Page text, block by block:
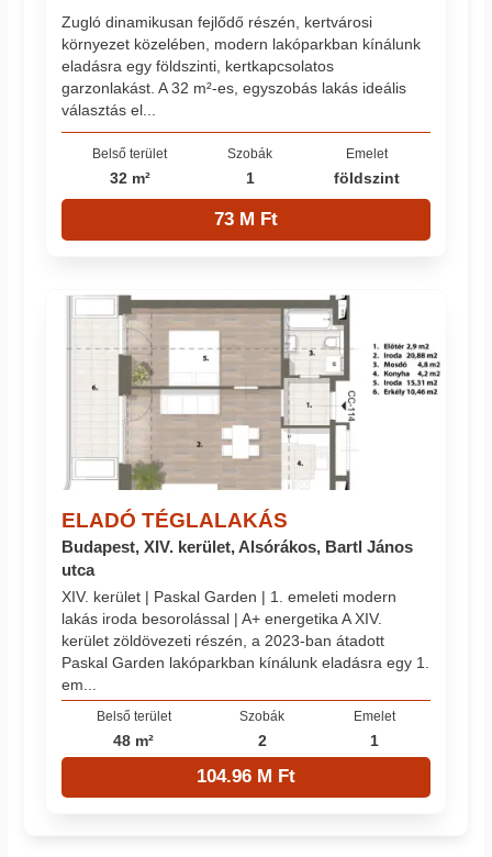
Zugló dinamikusan fejlődő részén, kertvárosi
környezet közelében, modern lakóparkban kínálunk
eladásra egy földszinti, kertkapcsolatos
garzonlakást. A 32 m²-es, egyszobás lakás ideális
választás el...
Belső terület
32 m²
Szobák
1
Emelet
földszint
73 M Ft
ELADÓ TÉGLALAKÁS
Budapest, XIV. kerület, Alsórákos, Bartl János
utca
XIV. kerület | Paskal Garden | 1. emeleti modern
lakás iroda besorolással | A+ energetika A XIV.
kerület zöldövezeti részén, a 2023-ban átadott
Paskal Garden lakóparkban kínálunk eladásra egy 1.
em...
Belső terület
48 m²
Szobák
2
Emelet
1
104.96 M Ft